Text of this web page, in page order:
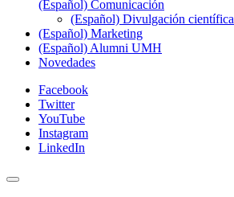
(Español) Comunicación
(Español) Divulgación científica
(Español) Marketing
(Español) Alumni UMH
Novedades
Facebook
Twitter
YouTube
Instagram
LinkedIn